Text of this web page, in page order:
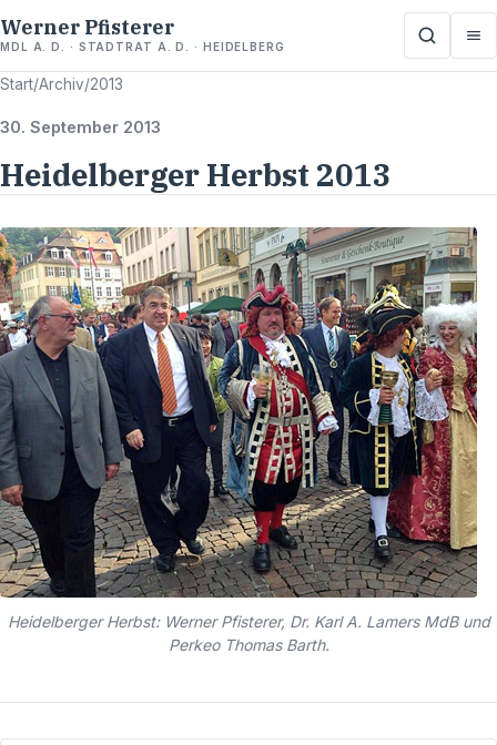
Werner Pfisterer
MDL A. D. · STADTRAT A. D. · HEIDELBERG
Start/Archiv/2013
30. September 2013
Heidelberger Herbst 2013
Heidelberger Herbst: Werner Pfisterer, Dr. Karl A. Lamers MdB und
Perkeo Thomas Barth.